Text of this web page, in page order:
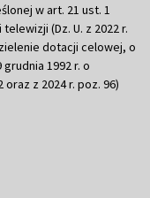
w art. 21 ust. 1
(Dz. U. z 2022 r.
dotacji celowej, o
1992 r. o
z 2024 r. poz. 96)